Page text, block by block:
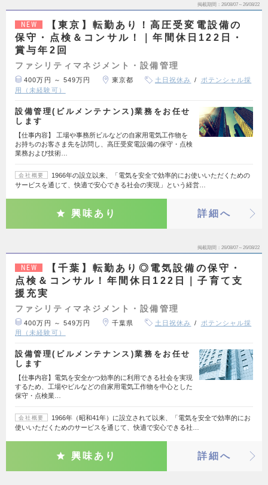
掲載期間 26/08/07～26/08/22
NEW
【東京】転勤あり！高圧受変電設備の
保守・点検＆コンサル！｜年間休日122日・
賞与年2回
ファシリティマネジメント・設備管理
400万円 ～ 549万円 東京都 土日祝休み
ポテンシャル採
用（未経験可）
設備管理(ビルメンテナンス)業務をお任せ
します
【仕事内容】 工場や事務所ビルなどの自家用電気工作物を
お持ちのお客さま先を訪問し、高圧受変電設備の保守・点検
業務および技術…
会社概要
1966年の設立以来、「電気を安全で効率的にお使いいただくための
サービスを通じて、快適で安心できる社会の実現」という経営…
興味あり 詳細へ
掲載期間 26/08/07～26/08/22
NEW
【千葉】転勤あり◎電気設備の保守・
点検＆コンサル！年間休日122日｜子育て支
援充実
ファシリティマネジメント・設備管理
400万円 ～ 549万円 千葉県 土日祝休み
ポテンシャル採
用（未経験可）
設備管理(ビルメンテナンス)業務をお任せ
します
【仕事内容】電気を安全かつ効率的に利用できる社会を実現
するため、工場やビルなどの自家用電気工作物を中心とした
保守・点検業…
会社概要
1966年（昭和41年）に設立されて以来、「電気を安全で効率的にお
使いいただくためのサービスを通じて、快適で安心できる社…
興味あり 詳細へ